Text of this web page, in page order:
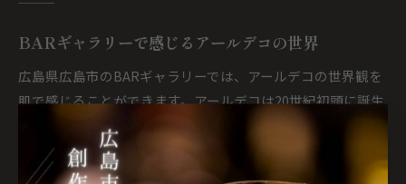
BARギャラリーで感じるアールデコの世界
広島県広島市のBARギャラリーでは、アールデコの世界観を
肌で感じることができます。アールデコは20世紀初頭に誕生
した装飾美術様式で、幾何学模様や直線的なデザインが特徴
です。BARの店内に一歩踏み入れると、照明や家具、壁面に
至るまで統一感のあるアールデコ調のディテールが目を引